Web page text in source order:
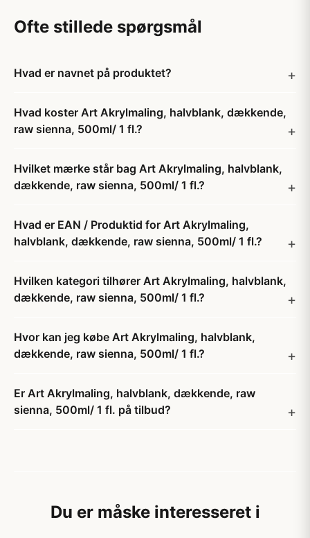
Ofte stillede spørgsmål
Hvad er navnet på produktet?
Hvad koster Art Akrylmaling, halvblank, dækkende,
raw sienna, 500ml/ 1 fl.?
Hvilket mærke står bag Art Akrylmaling, halvblank,
dækkende, raw sienna, 500ml/ 1 fl.?
Hvad er EAN / Produktid for Art Akrylmaling,
halvblank, dækkende, raw sienna, 500ml/ 1 fl.?
Hvilken kategori tilhører Art Akrylmaling, halvblank,
dækkende, raw sienna, 500ml/ 1 fl.?
Hvor kan jeg købe Art Akrylmaling, halvblank,
dækkende, raw sienna, 500ml/ 1 fl.?
Er Art Akrylmaling, halvblank, dækkende, raw
sienna, 500ml/ 1 fl. på tilbud?
Du er måske interesseret i